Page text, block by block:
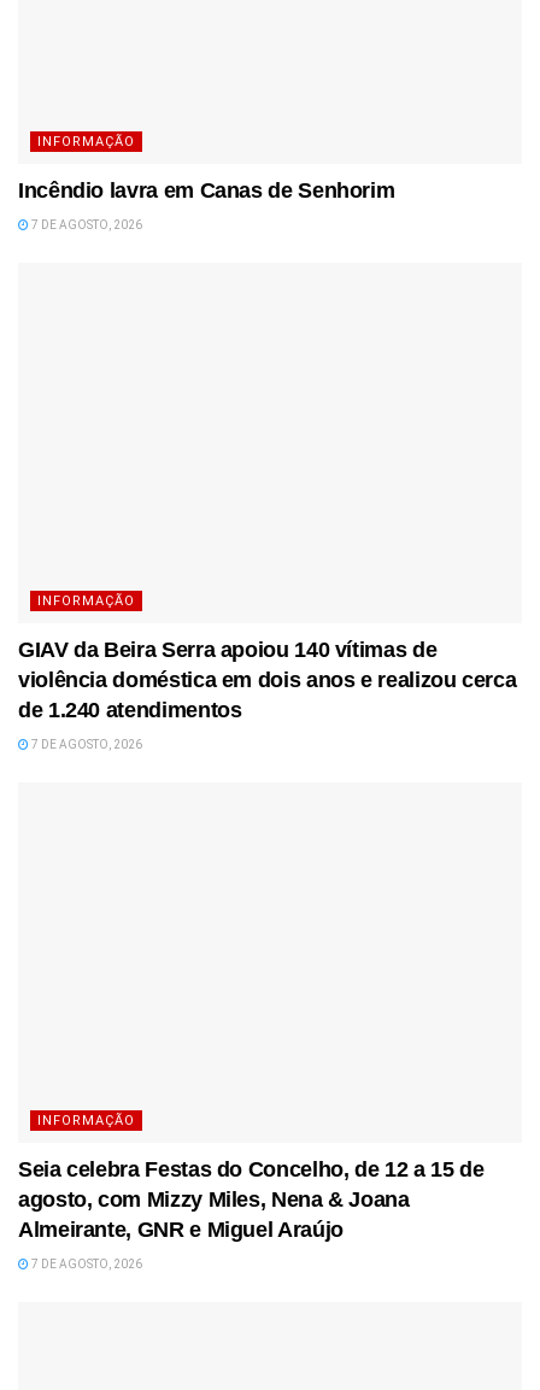
INFORMAÇÃO
Incêndio lavra em Canas de Senhorim
7 DE AGOSTO, 2026
INFORMAÇÃO
GIAV da Beira Serra apoiou 140 vítimas de
violência doméstica em dois anos e realizou cerca
de 1.240 atendimentos
7 DE AGOSTO, 2026
INFORMAÇÃO
Seia celebra Festas do Concelho, de 12 a 15 de
agosto, com Mizzy Miles, Nena & Joana
Almeirante, GNR e Miguel Araújo
7 DE AGOSTO, 2026